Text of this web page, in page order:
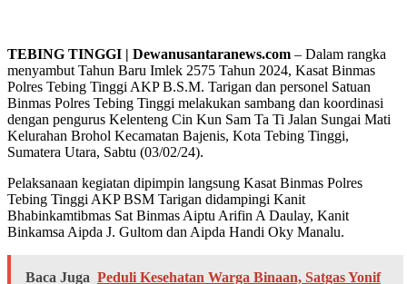
TEBING TINGGI | Dewanusantaranews.com – Dalam rangka
menyambut Tahun Baru Imlek 2575 Tahun 2024, Kasat Binmas
Polres Tebing Tinggi AKP B.S.M. Tarigan dan personel Satuan
Binmas Polres Tebing Tinggi melakukan sambang dan koordinasi
dengan pengurus Kelenteng Cin Kun Sam Ta Ti Jalan Sungai Mati
Kelurahan Brohol Kecamatan Bajenis, Kota Tebing Tinggi,
Sumatera Utara, Sabtu (03/02/24).
Pelaksanaan kegiatan dipimpin langsung Kasat Binmas Polres
Tebing Tinggi AKP BSM Tarigan didampingi Kanit
Bhabinkamtibmas Sat Binmas Aiptu Arifin A Daulay, Kanit
Binkamsa Aipda J. Gultom dan Aipda Handi Oky Manalu.
Baca Juga Peduli Kesehatan Warga Binaan, Satgas Yonif